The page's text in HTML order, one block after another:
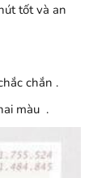
tốt và an
chắn .
màu .